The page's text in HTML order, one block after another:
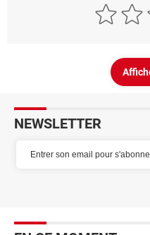
NEWSLETTER